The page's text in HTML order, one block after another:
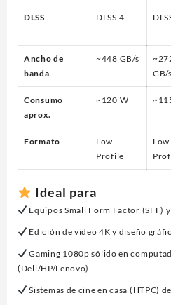
DLSS DLSS 4
Ancho de
banda
~448 GB/s
GB/s
Consumo
aprox.
~120 W
Formato
Low
Profile
Low
Ideal para
Equipos Small Form Factor (SFF)
Edición de video 4K y diseño
Gaming 1080p sólido en
(Dell/HP/Lenovo)
Sistemas de cine en casa (HTPC)